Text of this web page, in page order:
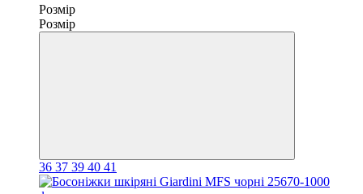
Розмір
Розмір
36 37 39 40 41